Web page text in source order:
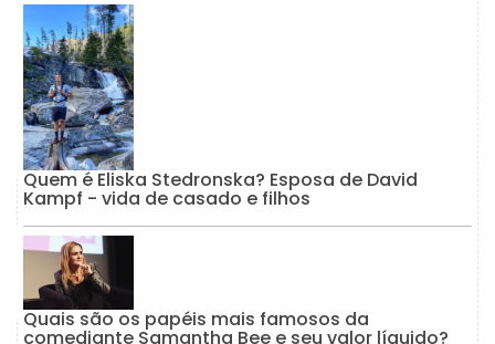
Quem é Eliska Stedronska? Esposa de David
Kampf - vida de casado e filhos
Quais são os papéis mais famosos da
comediante Samantha Bee e seu valor líquido?